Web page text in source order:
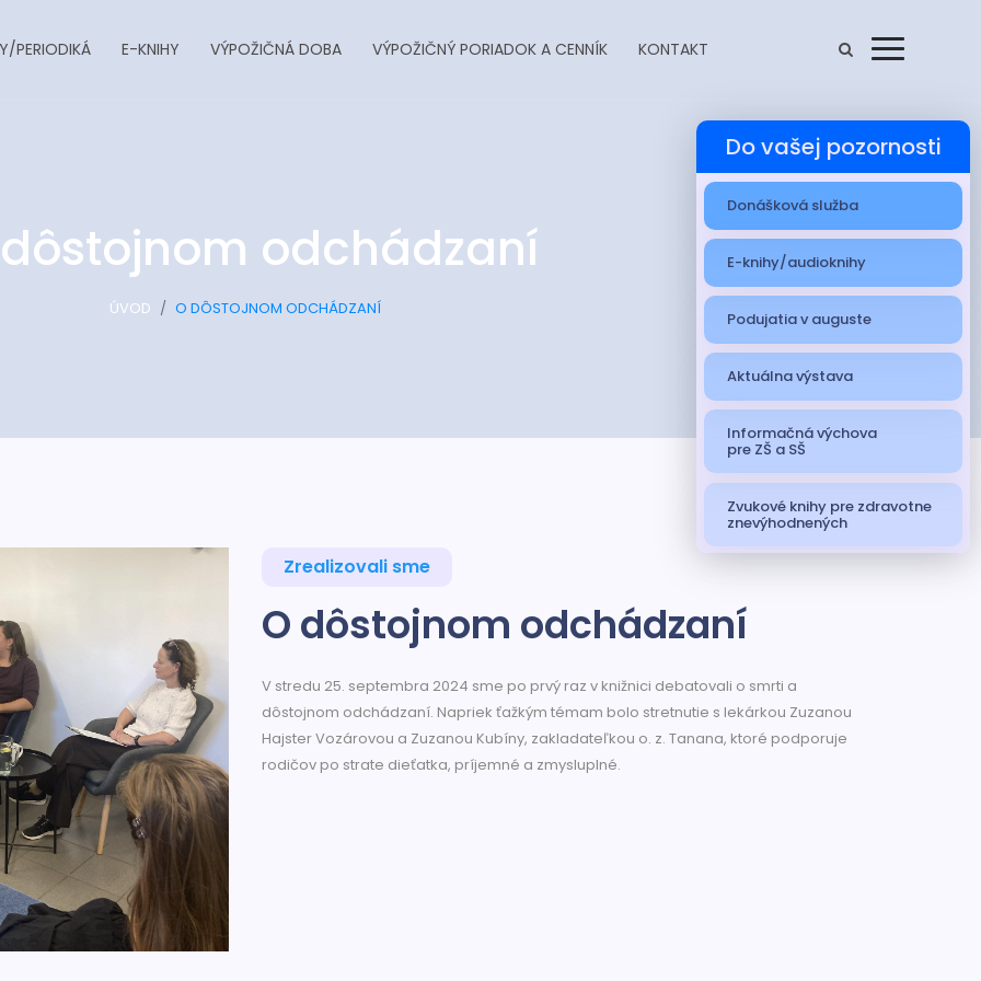
PERIODIKÁ E-KNIHY VÝPOŽIČNÁ DOBA VÝPOŽIČNÝ PORIADOK A CENNÍK KONTAKT
odchádzaní
ÚVOD O DÔSTOJNOM ODCHÁDZANÍ
Zrealizovali sme
O dôstojnom odchádzaní
V stredu 25. septembra 2024 sme po prvý raz v knižnici debatovali o smrti a
dôstojnom odchádzaní. Napriek ťažkým témam bolo stretnutie s lekárkou Zuzanou
Hajster Vozárovou a Zuzanou Kubíny, zakladateľkou o. z. Tanana, ktoré podporuje
rodičov po strate dieťatka, príjemné a zmysluplné.
Do vašej pozornosti
Donášková služba
E-knihy/audioknihy
Podujatia v auguste
Aktuálna výstava
Informačná výchova
pre ZŠ a SŠ
Zvukové knihy pre zdravotne
znevýhodnených